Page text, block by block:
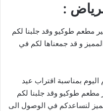
:
مطعم طوكيو وقد جلبنا لكم
و قد جمعناها لكم في
اليوم بمناسبة اقتراب عيد
مطعم طوكيو وقد جلبنا لكم
لنساعدكم في الوصول الى